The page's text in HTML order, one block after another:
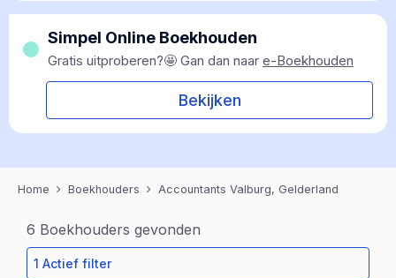
Simpel Online Boekhouden
Gratis uitproberen?🤩 Gan dan naar e-Boekhouden
Bekijken
Home Boekhouders Accountants Valburg, Gelderland
6 Boekhouders gevonden
1 Actief filter